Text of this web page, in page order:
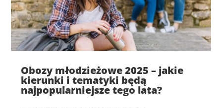
Obozy młodzieżowe 2025 – jakie
kierunki i tematyki będą
najpopularniejsze tego lata?